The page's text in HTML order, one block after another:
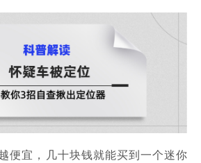
便宜，几十块钱就能买到一个迷你